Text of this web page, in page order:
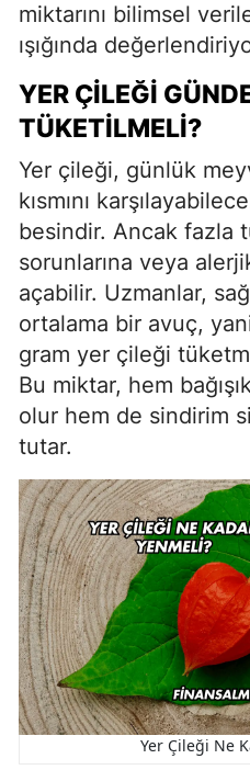
miktarını bilimsel
ışığında
YER ÇILEĞI
TÜKETILMELI?
Yer çileği, günlük
kısmını
besindir. Ancak fazla
sorunlarına veya
açabilir. Uzmanlar,
ortalama bir avuç,
gram yer çileği
Bu miktar, hem
olur hem de sindirim
tutar.
Yer Çileği Ne